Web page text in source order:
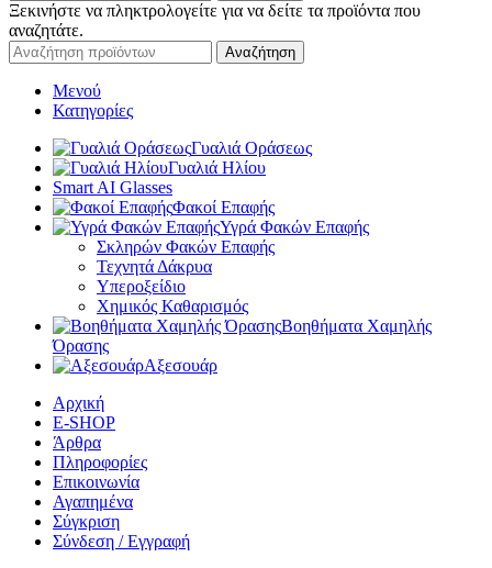
Ξεκινήστε να πληκτρολογείτε για να δείτε τα προϊόντα που
αναζητάτε.
Αναζήτηση
Μενού
Κατηγορίες
Γυαλιά Οράσεως
Γυαλιά Ηλίου
Smart AI Glasses
Φακοί Επαφής
Υγρά Φακών Επαφής
Σκληρών Φακών Επαφής
Τεχνητά Δάκρυα
Υπεροξείδιο
Χημικός Καθαρισμός
Βοηθήματα Χαμηλής
Όρασης
Αξεσουάρ
Αρχική
E-SHOP
Άρθρα
Πληροφορίες
Επικοινωνία
Αγαπημένα
Σύγκριση
Σύνδεση / Εγγραφή